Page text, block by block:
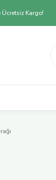
Ücretsiz Kargo!